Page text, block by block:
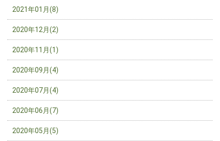
2021年01月(8)
2020年12月(2)
2020年11月(1)
2020年09月(4)
2020年07月(4)
2020年06月(7)
2020年05月(5)